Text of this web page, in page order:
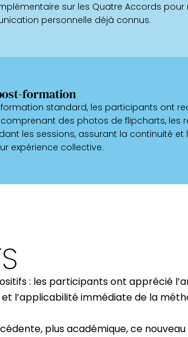
sur les Quatre Accords pour
personnelle déjà connus.
formation
standard, les participants ont
des photos de flipcharts, les
les sessions, assurant la continuité et
expérience collective.
: les participants ont apprécié
l’applicabilité immédiate de la
plus académique, ce